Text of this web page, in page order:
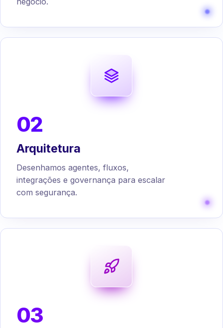
02
Arquitetura
Desenhamos agentes, fluxos,
integrações e governança para escalar
com segurança.
03